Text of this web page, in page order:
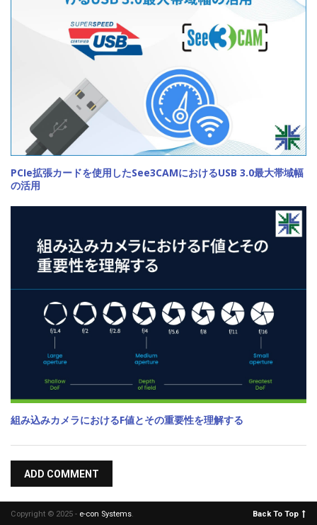
PCIe拡張カードを使用したSee3CAMにおけるUSB 3.0最大帯域幅
の活用
組み込みカメラにおけるF値とその重要性を理解する
ADD COMMENT
Copyright © 2025 - e-con Systems. Back To Top